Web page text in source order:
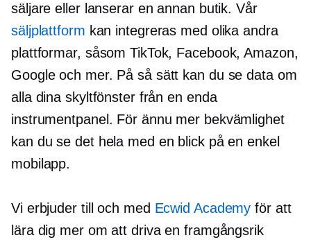
säljare eller lanserar en annan butik. Vår
säljplattform kan integreras med olika andra
plattformar, såsom TikTok, Facebook, Amazon,
Google och mer. På så sätt kan du se data om
alla dina skyltfönster från en enda
instrumentpanel. För ännu mer bekvämlighet
kan du se det hela med en blick på en enkel
mobilapp.
Vi erbjuder till och med Ecwid Academy för att
lära dig mer om att driva en framgångsrik